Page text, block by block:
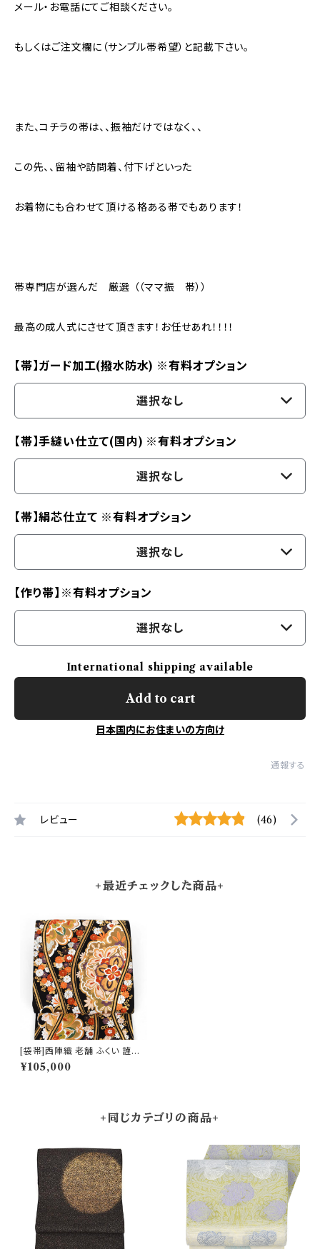
メール・お電話にてご相談ください。
もしくはご注文欄に（サンプル帯希望）と記載下さい。
また、コチラの帯は、、振袖だけではなく、、
この先、、留袖や訪問着、付下げといった
お着物にも合わせて頂ける格ある帯でもあります！
帯専門店が選んだ 厳選 （（ママ振 帯））
最高の成人式にさせて頂きます！お任せあれ！！！！
【帯】ガード加工(撥水防水) ※有料オプション
選択なし
【帯】手縫い仕立て(国内) ※有料オプション
選択なし
【帯】絹芯仕立て ※有料オプション
選択なし
【作り帯】※有料オプション
選択なし
International shipping available
Add to cart
日本国内にお住まいの方向け
通報する
レビュー (46)
+最近チェックした商品+
[袋帯]西陣織 老舗 ふくい 謹製
唐織錦 唐花立涌文【ママ振袖/
ママ振り】正絹 日本製(商品番
¥105,000
+同じカテゴリの商品+